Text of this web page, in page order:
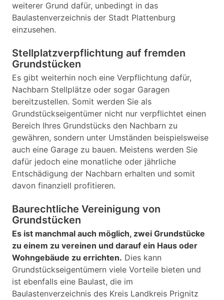
weiterer Grund dafür, unbedingt in das
Baulastenverzeichnis der Stadt Plattenburg
einzusehen.
Stellplatzverpflichtung auf fremden
Grundstücken
Es gibt weiterhin noch eine Verpflichtung dafür,
Nachbarn Stellplätze oder sogar Garagen
bereitzustellen. Somit werden Sie als
Grundstückseigentümer nicht nur verpflichtet einen
Bereich Ihres Grundstücks den Nachbarn zu
gewähren, sondern unter Umständen beispielsweise
auch eine Garage zu bauen. Meistens werden Sie
dafür jedoch eine monatliche oder jährliche
Entschädigung der Nachbarn erhalten und somit
davon finanziell profitieren.
Baurechtliche Vereinigung von
Grundstücken
Es ist manchmal auch möglich, zwei Grundstücke
zu einem zu vereinen und darauf ein Haus oder
Wohngebäude zu errichten. Dies kann
Grundstückseigentümern viele Vorteile bieten und
ist ebenfalls eine Baulast, die im
Baulastenverzeichnis des Kreis Landkreis Prignitz